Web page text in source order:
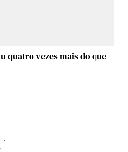
quatro vezes mais do que